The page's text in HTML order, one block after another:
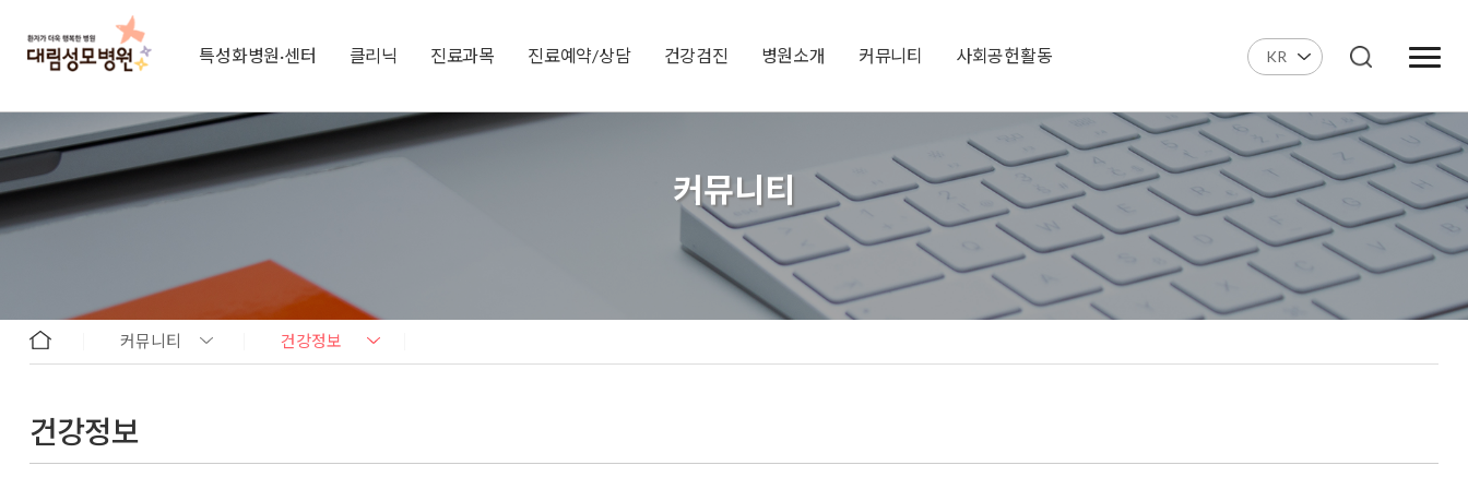
특성화병원·센터 클리닉 진료과목 진료예약/상담 건강검진 병원소개 커뮤니티 사회공헌활동 KR
커뮤니티
커뮤니티 건강정보
건강정보